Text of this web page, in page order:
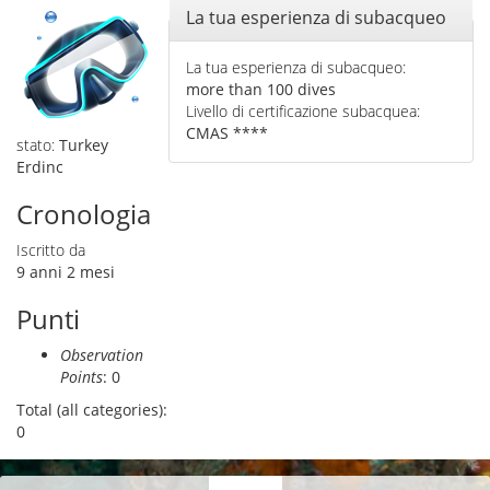
stato: Turkey
Erdinc
Cronologia
Iscritto da
9 anni 2 mesi
Punti
Observation
Points: 0
Total (all categories):
0
Nascondi
La tua esperienza di subacqueo
La tua esperienza di subacqueo:
more than 100 dives
Livello di certificazione subacquea:
CMAS ****